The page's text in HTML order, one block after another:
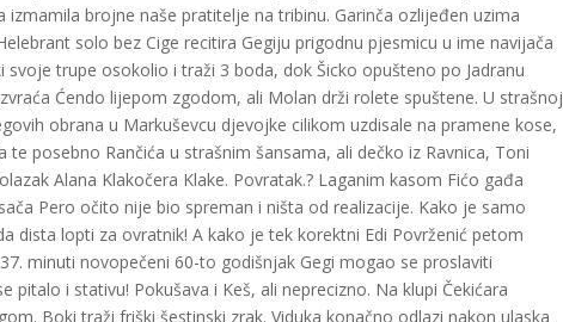
brojne naše pratitelje na tribinu. Garinča ozlijeđen uzima
solo bez Cige recitira Gegiju prigodnu pjesmicu u ime navijača
trupe osokolio i traži 3 boda, dok Šicko opušteno po Jadranu
Ćendo lijepom zgodom, ali Molan drži rolete spuštene. U strašnoj
obrana u Markuševcu djevojke cilikom uzdisale na pramene kose,
posebno Rančića u strašnim šansama, ali dečko iz Ravnica, Toni
Alana Klakočera Klake. Povratak.? Laganim kasom Fićo gađa
Pero očito nije bio spreman i ništa od realizacije. Kako je samo
dista lopti za ovratnik! A kako je tek korektni Edi Povrženić petom
minuti novopečeni 60-to godišnjak Gegi mogao se proslaviti
i stativu! Pokušava i Keš, ali neprecizno. Na klupi Čekićara
Boki traži friški šestinski zrak. Viduka konačno odlazi nakon ulaska